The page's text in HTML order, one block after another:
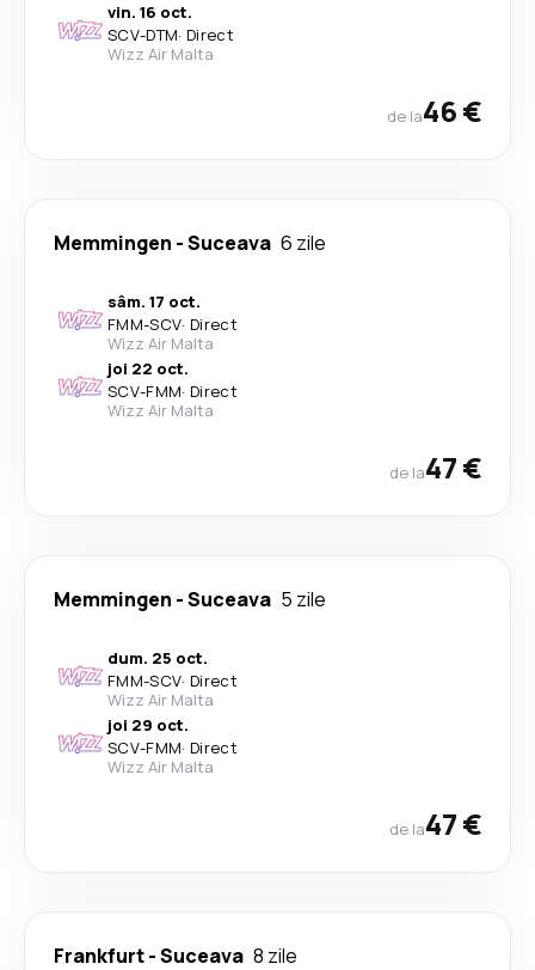
vin. 16 oct.
SCV-DTM· Direct
Wizz Air Malta
de la46 €
Memmingen -Suceava 6 zile
sâm. 17 oct.
FMM-SCV· Direct
Wizz Air Malta
joi 22 oct.
SCV-FMM· Direct
Wizz Air Malta
de la47 €
Memmingen -Suceava 5 zile
dum. 25 oct.
FMM-SCV· Direct
Wizz Air Malta
joi 29 oct.
SCV-FMM· Direct
Wizz Air Malta
de la47 €
Frankfurt-Suceava 8 zile